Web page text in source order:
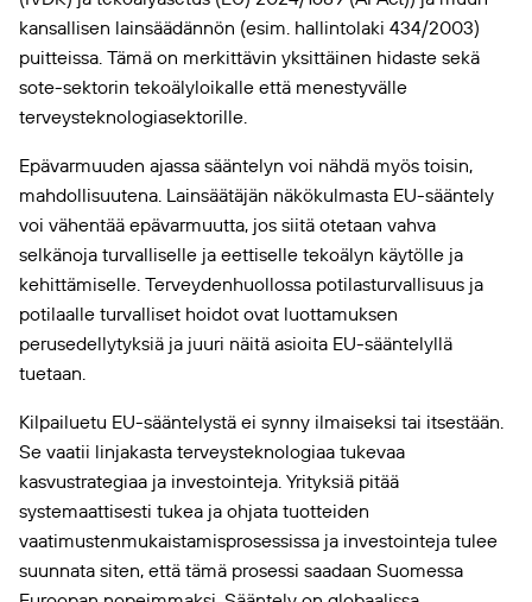
kansallisen lainsäädännön (esim. hallintolaki 434/2003)
puitteissa. Tämä on merkittävin yksittäinen hidaste sekä
sote-sektorin tekoälyloikalle että menestyvälle
terveysteknologiasektorille.
Epävarmuuden ajassa sääntelyn voi nähdä myös toisin,
mahdollisuutena. Lainsäätäjän näkökulmasta EU-sääntely
voi vähentää epävarmuutta, jos siitä otetaan vahva
selkänoja turvalliselle ja eettiselle tekoälyn käytölle ja
kehittämiselle. Terveydenhuollossa potilasturvallisuus ja
potilaalle turvalliset hoidot ovat luottamuksen
perusedellytyksiä ja juuri näitä asioita EU-sääntelyllä
tuetaan.
Kilpailuetu EU-sääntelystä ei synny ilmaiseksi tai itsestään.
Se vaatii linjakasta terveysteknologiaa tukevaa
kasvustrategiaa ja investointeja. Yrityksiä pitää
systemaattisesti tukea ja ohjata tuotteiden
vaatimustenmukaistamisprosessissa ja investointeja tulee
suunnata siten, että tämä prosessi saadaan Suomessa